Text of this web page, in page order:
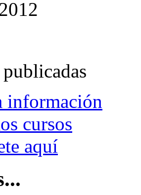
información
cursos
aquí